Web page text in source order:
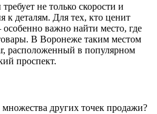
не только скорости и
к деталям. Для тех, кто ценит
важно найти место, где
В Воронеже таким местом
расположенный в популярном
проспект.
других точек продажи?